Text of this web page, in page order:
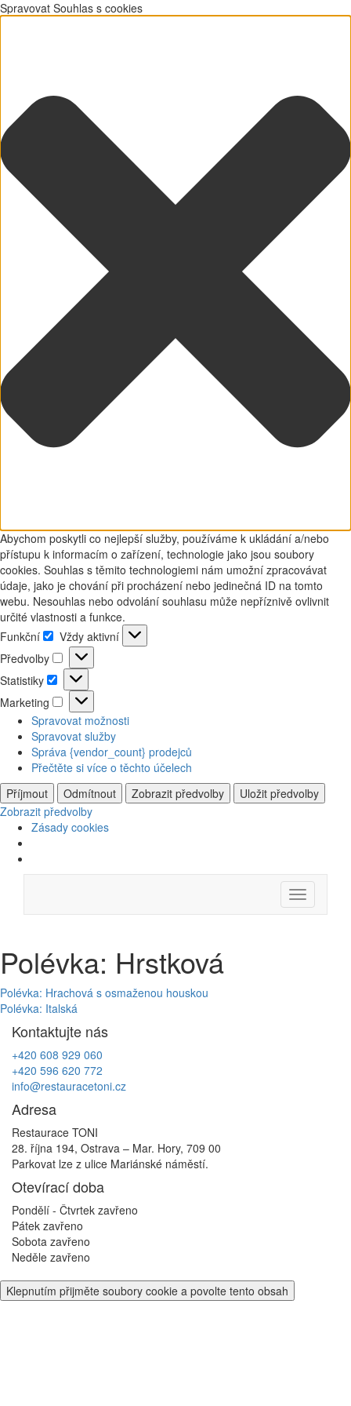
Spravovat Souhlas s cookies
Abychom poskytli co nejlepší služby, používáme k ukládání a/nebo
přístupu k informacím o zařízení, technologie jako jsou soubory
cookies. Souhlas s těmito technologiemi nám umožní zpracovávat
údaje, jako je chování při procházení nebo jedinečná ID na tomto
webu. Nesouhlas nebo odvolání souhlasu může nepříznivě ovlivnit
určité vlastnosti a funkce.
Funkční
Funkční
Vždy aktivní
Předvolby
Předvolby
Statistiky
Statistiky
Marketing
Marketing
Spravovat možnosti
Spravovat služby
Správa {vendor_count} prodejců
Přečtěte si více o těchto účelech
Příjmout
Odmítnout Zobrazit předvolby
Uložit předvolby
Zobrazit předvolby
Zásady cookies
content
Menu
Polévka: Hrstková
Navigace
pro
příspěvek
Polévka: Hrachová s osmaženou houskou
Polévka: Italská
Kontaktujte nás
+420 608 929 060
+420 596 620 772
info@restauracetoni.cz
Adresa
Restaurace TONI
28. října 194, Ostrava – Mar. Hory, 709 00
Parkovat lze z ulice Mariánské náměstí.
Otevírací doba
Pondělí - Čtvrtek zavřeno
Pátek zavřeno
Sobota zavřeno
Neděle zavřeno
Klepnutím přijměte soubory cookie a povolte tento obsah